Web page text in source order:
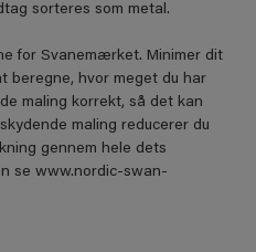
sorteres som metal.
for Svanemærket. Minimer dit
beregne, hvor meget du har
maling korrekt, så det kan
maling reducerer du
gennem hele dets
se www.nordic-swan-